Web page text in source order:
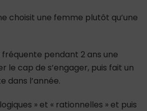
choisit une femme plutôt qu’une
pendant 2 ans une
le cap de s’engager, puis fait un
dans l’année.
» et « rationnelles » et puis